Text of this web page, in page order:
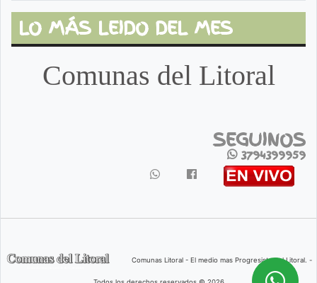
LO MÁS LEIDO DEL MES
Comunas del Litoral
SEGUINOS
3794399959
Comunas Litoral - El medio mas Progresista del Litoral. -